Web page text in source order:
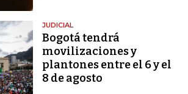
JUDICIAL
Bogotá tendrá
movilizaciones y
plantones entre el 6 y el
8 de agosto